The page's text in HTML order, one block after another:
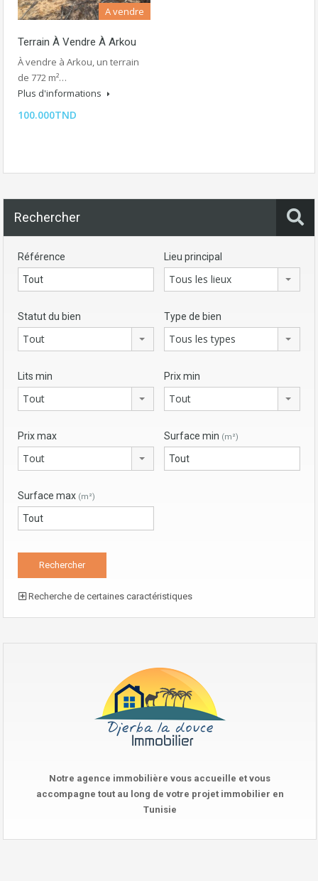
A vendre
Terrain À Vendre À Arkou
À vendre à Arkou, un terrain
de 772 m²…
Plus d'informations
100.000TND
Rechercher
Référence Lieu principal
Tous les lieux
Statut du bien
Tout
Type de bien
Tous les types
Lits min
Tout
Prix min
Tout
Prix max
Tout
Surface min (m²)
Surface max (m²)
Recherche de certaines caractéristiques
Notre agence immobilière vous accueille et vous
accompagne tout au long de votre projet immobilier en
Tunisie